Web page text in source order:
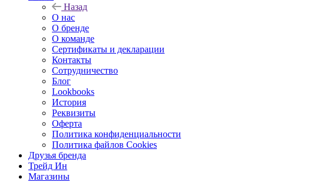
Назад
О нас
О бренде
О команде
Сертификаты и декларации
Контакты
Сотрудничество
Блог
Lookbooks
История
Реквизиты
Оферта
Политика конфиденциальности
Политика файлов Cookies
Друзья бренда
Трейд Ин
Магазины